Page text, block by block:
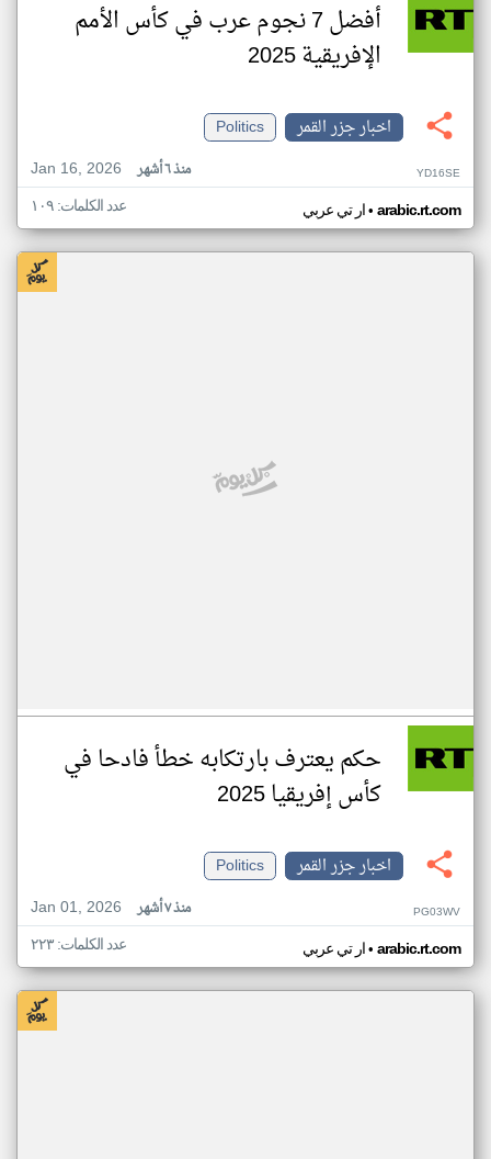
أفضل 7 نجوم عرب في كأس الأمم
الإفريقية 2025
اخبار جزر القمر
Politics
Jan 16, 2026
منذ ٦ أشهر YD16SE
ار تي عربي• arabic.rt.com عدد الكلمات: ١٠٩
حكم يعترف بارتكابه خطأ فادحا في
كأس إفريقيا 2025
اخبار جزر القمر
Politics
Jan 01, 2026
منذ ٧ أشهر PG03WV
ار تي عربي• arabic.rt.com عدد الكلمات: ٢٢٣